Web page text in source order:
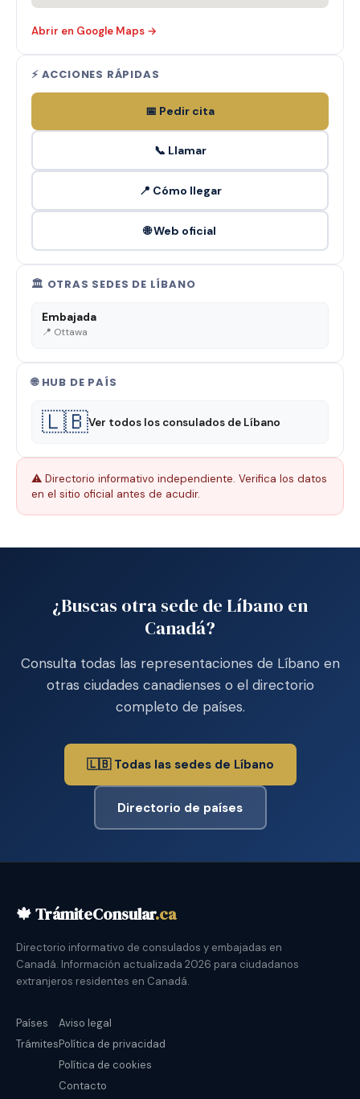
Abrir en Google Maps →
⚡ ACCIONES RÁPIDAS
📅 Pedir cita
📞 Llamar
📍 Cómo llegar
🌐 Web oficial
🏛️ OTRAS SEDES DE LÍBANO
Embajada
📍 Ottawa
🌐 HUB DE PAÍS
🇱🇧Ver todos los consulados de Líbano
⚠️ Directorio informativo independiente. Verifica los datos
en el sitio oficial antes de acudir.
¿Buscas otra sede de Líbano en
Canadá?
Consulta todas las representaciones de Líbano en
otras ciudades canadienses o el directorio
completo de países.
🇱🇧 Todas las sedes de Líbano
Directorio de países
🍁 TrámiteConsular.ca
Directorio informativo de consulados y embajadas en
Canadá. Información actualizada 2026 para ciudadanos
extranjeros residentes en Canadá.
Países
Trámites
Aviso legal
Política de privacidad
Política de cookies
Contacto